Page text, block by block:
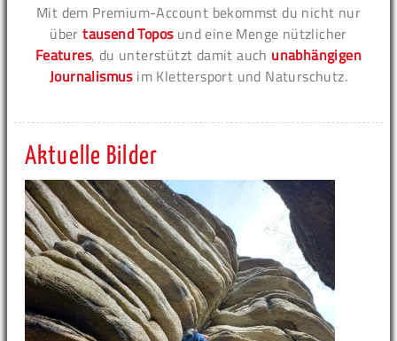
Mit dem Premium-Account bekommst du nicht nur
übertausend Toposund eine Menge nützlicher
Features, du unterstützt damit auch unabhängigen
Journalismusim Klettersport und Naturschutz.
Aktuelle Bilder